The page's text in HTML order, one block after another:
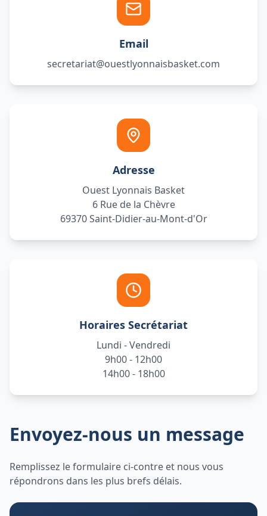
Email
secretariat@ouestlyonnaisbasket.com
Adresse
Ouest Lyonnais Basket
6 Rue de la Chèvre
69370 Saint-Didier-au-Mont-d'Or
Horaires Secrétariat
Lundi - Vendredi
9h00 - 12h00
14h00 - 18h00
Envoyez-nous un message
Remplissez le formulaire ci-contre et nous vous
répondrons dans les plus brefs délais.